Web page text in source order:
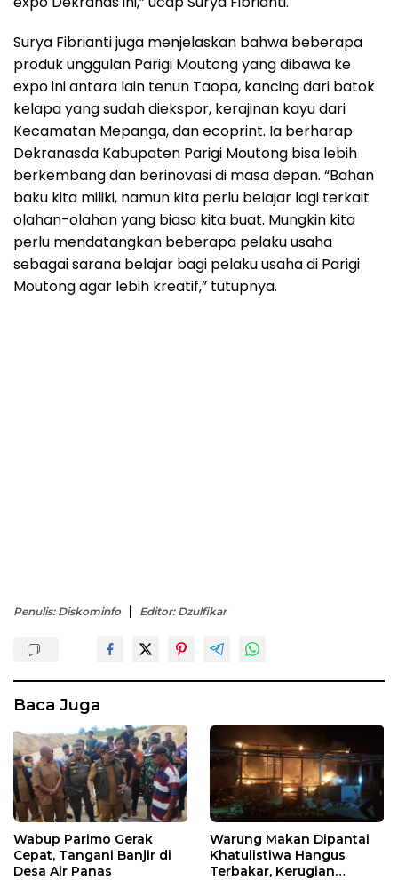
Surya Fibrianti juga menjelaskan bahwa beberapa
produk unggulan Parigi Moutong yang dibawa ke
expo ini antara lain tenun Taopa, kancing dari batok
kelapa yang sudah diekspor, kerajinan kayu dari
Kecamatan Mepanga, dan ecoprint. Ia berharap
Dekranasda Kabupaten Parigi Moutong bisa lebih
berkembang dan berinovasi di masa depan. “Bahan
baku kita miliki, namun kita perlu belajar lagi terkait
olahan-olahan yang biasa kita buat. Mungkin kita
perlu mendatangkan beberapa pelaku usaha
sebagai sarana belajar bagi pelaku usaha di Parigi
Moutong agar lebih kreatif,” tutupnya.
Penulis: Diskominfo Editor: Dzulfikar
Baca Juga
Wabup Parimo Gerak
Cepat, Tangani Banjir di
Desa Air Panas
Warung Makan Dipantai
Khatulistiwa Hangus
Terbakar, Kerugian